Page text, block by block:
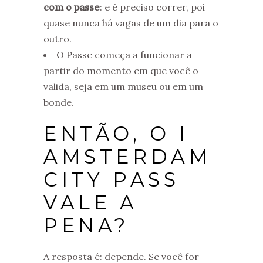
com o passe: e é preciso correr, poi
quase nunca há vagas de um dia para o
outro.
O Passe começa a funcionar a
partir do momento em que você o
valida, seja em um museu ou em um
bonde.
ENTÃO, O I
AMSTERDAM
CITY PASS
VALE A
PENA?
A resposta é: depende. Se você for